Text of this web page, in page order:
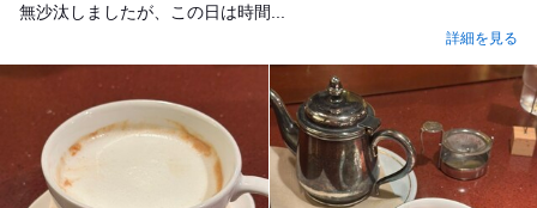
無沙汰しましたが、この日は時間...
詳細を見る